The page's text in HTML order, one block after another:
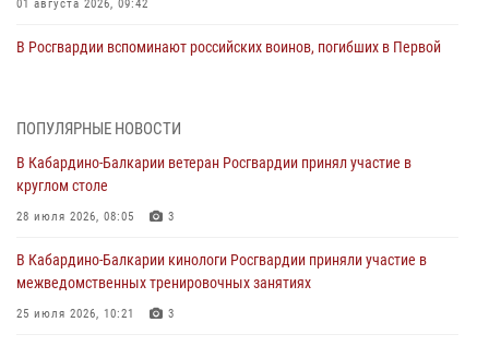
01 августа 2026, 09:42
В Росгвардии вспоминают российских воинов, погибших в Первой
поздравил специалистов подразделений тыла с профессиональным
праздником
01 августа 2026, 00:10
Росгвардия обеспечивает безопасность граждан на южном
направлении
31 июля 2026, 09:22
ПОПУЛЯРНЫЕ НОВОСТИ
В Кабардино-Балкарии ветеран Росгвардии принял участие в
круглом столе
28 июля 2026, 08:05 3
В Кабардино-Балкарии кинологи Росгвардии приняли участие в
межведомственных тренировочных занятиях
25 июля 2026, 10:21 3